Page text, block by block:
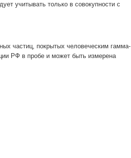
учитывать только в совокупности с
частиц, покрытых человеческим гамма-
РФ в пробе и может быть измерена